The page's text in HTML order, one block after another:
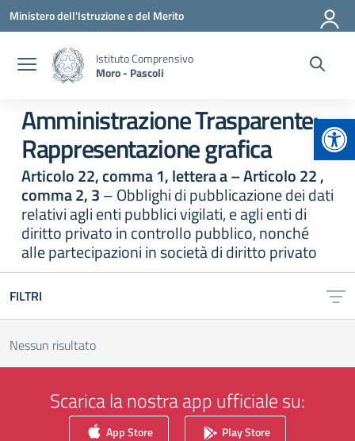
Vai ai contenuti
Vai al menu di navigazione
Vai al footer
Ministero dell'Istruzione e del Merito
Istituto Comprensivo
Moro - Pascoli
Amministrazione Trasparente:
Rappresentazione grafica
Articolo 22, comma 1, lettera a – Articolo 22 ,
comma 2, 3– Obblighi di pubblicazione dei dati
relativi agli enti pubblici vigilati, e agli enti di
diritto privato in controllo pubblico, nonché
alle partecipazioni in società di diritto privato
FILTRI
Nessun risultato
Scarica la nostra app ufficiale su:
App Store Play Store